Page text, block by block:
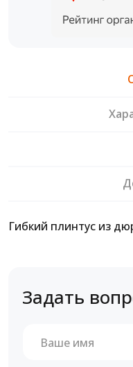
Гибкий плинтус из
Задать